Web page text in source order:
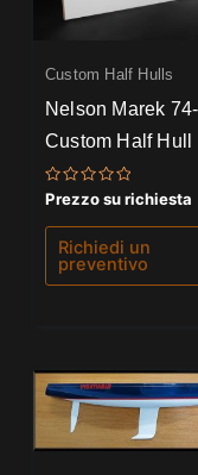
Custom Half Hulls
Nelson Marek 74-
Custom Half Hull
Valutato
0
su
Prezzo su richiesta
Richiedi un
preventivo